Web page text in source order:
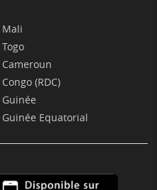
Mali
Togo
Cameroun
Congo (RDC)
Guinée
Guinée Equatorial